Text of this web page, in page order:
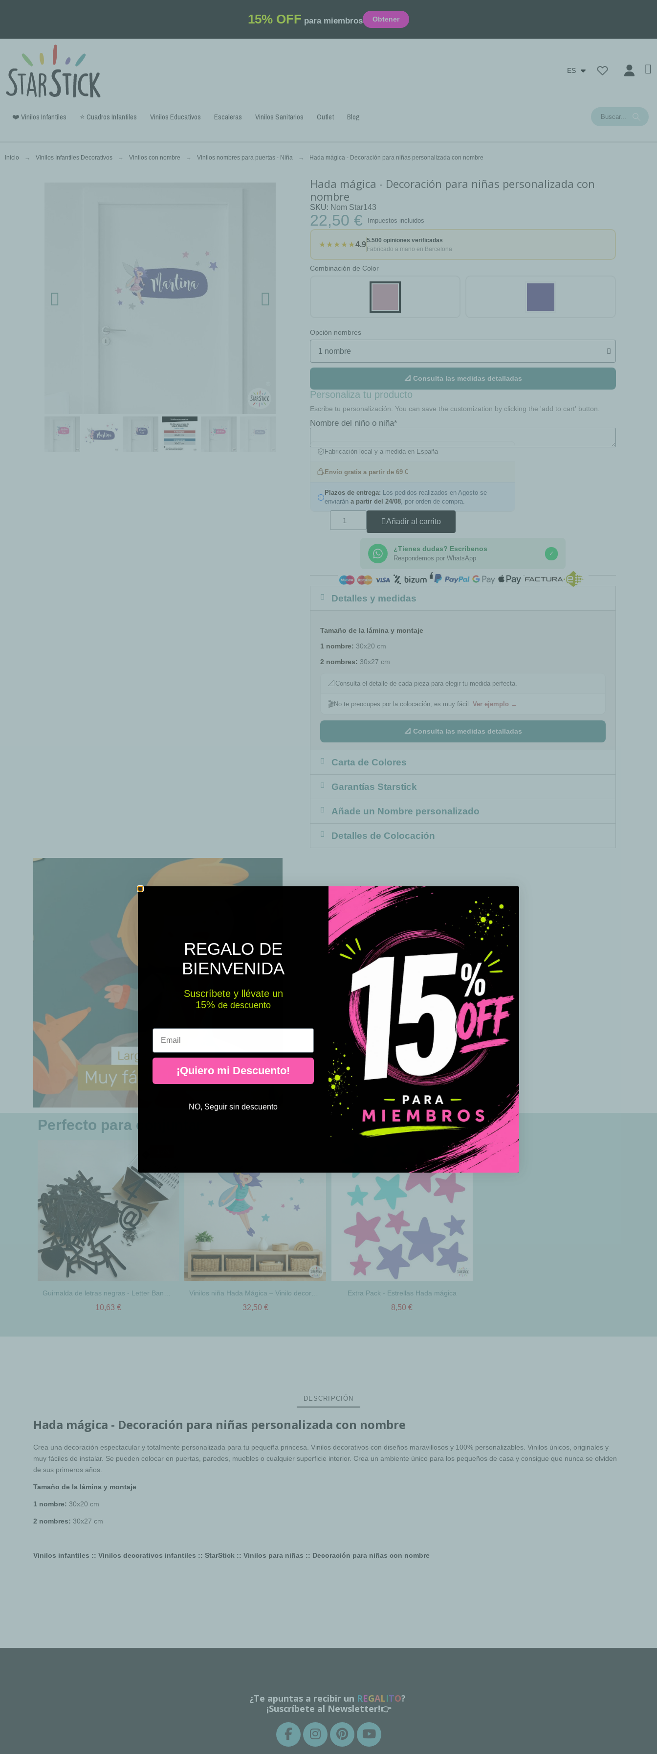
15% OFF para miembros Obtener
ES
❤️ Vinilos Infantiles ⭐ Cuadros Infantiles Vinilos Educativos Escaleras Vinilos Sanitarios Outlet Blog
Inicio Vinilos Infantiles Decorativos Vinilos con nombre Vinilos nombres para puertas - Niña Hada mágica - Decoración para niñas personalizada con nombre
Hada mágica - Decoración para niñas personalizada con
nombre
SKU Nom Star143
22,50 € Impuestos incluidos
★★★★★4.9
5.500 opiniones verificadas
Fabricado a mano en Barcelona
Combinación de Color
Opción nombres
📐 Consulta las medidas detalladas
Personaliza tu producto
Escribe tu personalización. You can save the customization by clicking the 'add to cart' button.
Nombre del niño o niña*
Fabricación local y a medida en España
Envío gratis a partir de 69 €
Plazos de entrega: Los pedidos realizados en Agosto se
enviarána partir del 24/08, por orden de compra.
Añadir al carrito
¿Tienes dudas? Escríbenos
Respondemos por WhatsApp
✓
COMPRA SEGURA
Detalles y medidas
Tamaño de la lámina y montaje
1 nombre: 30x20 cm
2 nombres: 30x27 cm
📐 Consulta el detalle de cada pieza para elegir tu medida perfecta.
🎬No te preocupes por la colocación, es muy fácil.Ver ejemplo →
📐 Consulta las medidas detalladas
Carta de Colores
Garantías Starstick
Añade un Nombre personalizado
Detalles de Colocación
Perfecto para conjuntar
10,63 € 32,50 €
Extra Pack - Estrellas Hada mágica
8,50 €
DESCRIPCIÓN
Hada mágica - Decoración para niñas personalizada con nombre
Crea una decoración espectacular y totalmente personalizada para tu pequeña princesa. Vinilos decorativos con diseños maravillosos y 100% personalizables. Vinilos únicos, originales y
muy fáciles de instalar. Se pueden colocar en puertas, paredes, muebles o cualquier superficie interior. Crea un ambiente único para los pequeños de casa y consigue que nunca se olviden
de sus primeros años.
Tamaño de la lámina y montaje
1 nombre: 30x20 cm
2 nombres: 30x27 cm
Vinilos infantiles :: Vinilos decorativos infantiles :: StarStick :: Vinilos para niñas :: Decoración para niñas con nombre
¿Te apuntas a recibir un REGALITO?
¡Suscríbete al Newsletter!👉
REGALO DE
BIENVENIDA
Suscríbete y llévate un
15% ​​ de descuento
Email
¡Quiero mi Descuento!
NO, Seguir sin descuento